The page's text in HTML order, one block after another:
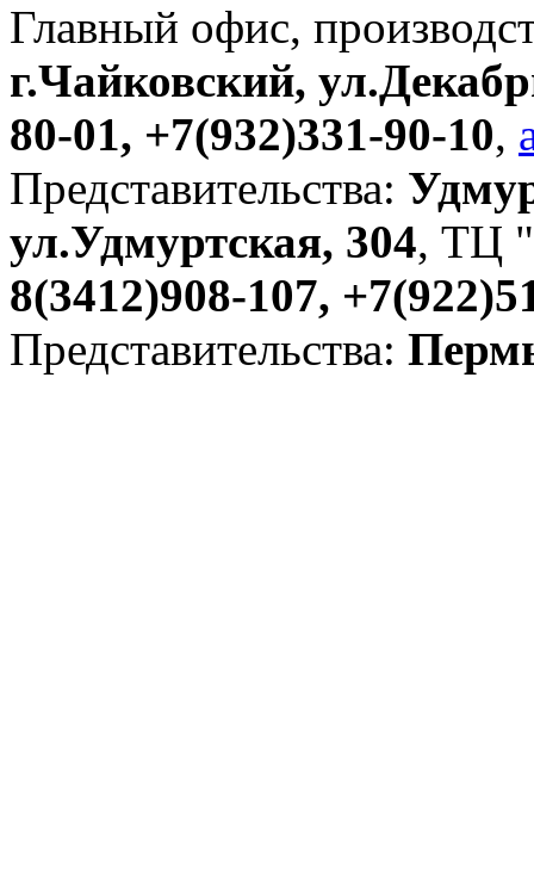
Главный офис,
г.Чайковский,
80-01, +7(932)331-90-10,
Представительства:
ул.Удмуртская, 304, ТЦ
8(3412)908-107,
Представительства: